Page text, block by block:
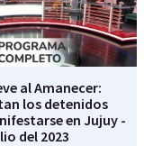
al Amanecer:
los detenidos
en Jujuy -
del 2023